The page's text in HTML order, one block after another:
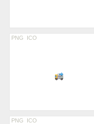
PNG ICO
PNG ICO